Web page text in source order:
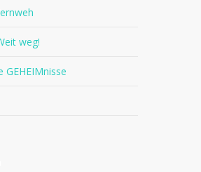
weg!
GEHEIMnisse